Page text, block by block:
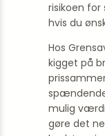
risikoen for
hvis du
Hos
kigget på
mulig
gøre det